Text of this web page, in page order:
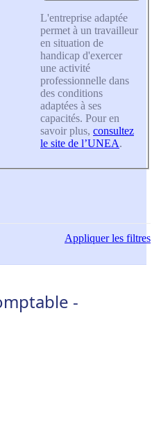
L'entreprise adaptée
permet à un travailleur
en situation de
handicap d'exercer
une activité
professionnelle dans
des conditions
adaptées à ses
capacités. Pour en
savoir plus, consultez
le site de l’UNEA.
Appliquerles filtres
-